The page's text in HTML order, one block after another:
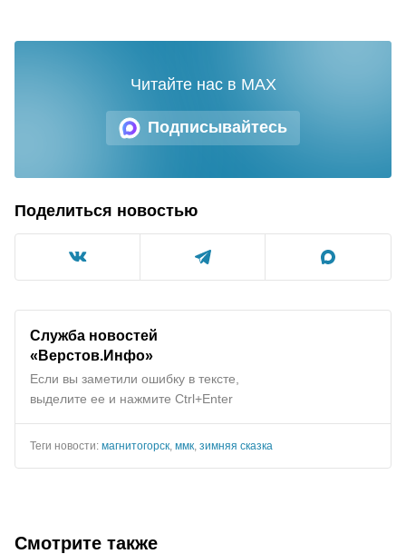
Подписывайтесь
Читайте нас в MAX
Поделиться новостью
Служба новостей
«Верстов.Инфо»
Если вы заметили ошибку в тексте,
выделите ее и нажмите Ctrl+Enter
Теги новости: магнитогорск ммк зимняя сказка
Смотрите также